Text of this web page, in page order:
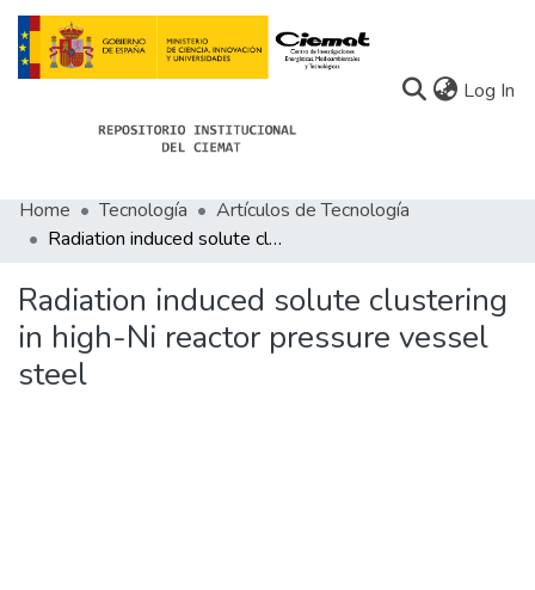
Log In
Communities
Statistics
About Docu-menta
Home Tecnología
Artículos de Tecnología
Radiation induced solute clustering in high-Ni reactor pressure vessel steel
Radiation induced solute clustering
in high-Ni reactor pressure vessel
steel